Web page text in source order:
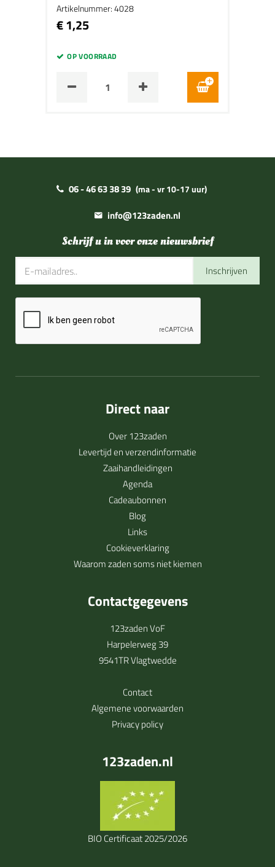
Artikelnummer: 4028
€ 1,25
OP VOORRAAD
06 - 46 63 38 39 (ma - vr 10-17 uur)
info@123zaden.nl
Schrijf u in voor onze nieuwsbrief
Inschrijven
Direct naar
Over 123zaden
Levertijd en verzendinformatie
Zaaihandleidingen
Agenda
Cadeaubonnen
Blog
Links
Cookieverklaring
Waarom zaden soms niet kiemen
Contactgegevens
123zaden VoF
Harpelerweg 39
9541TR Vlagtwedde
Contact
Algemene voorwaarden
Privacy policy
123zaden.nl
BIO Certificaat 2025/2026